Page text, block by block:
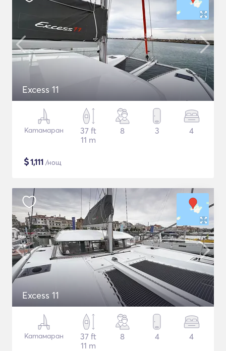
Excess 11
Катамаран
37 ft
11 m
8 3 4
$1,111 /нощ
Excess 11
Катамаран
37 ft
11 m
8 4 4